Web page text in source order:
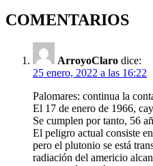
COMENTARIOS
ArroyoClaro dice:
25 enero, 2022 a las 16:22
Palomares: continua la
El 17 de enero de 1966,
Se cumplen por tanto, 56
El peligro actual consiste
pero el plutonio se está
radiación del americio